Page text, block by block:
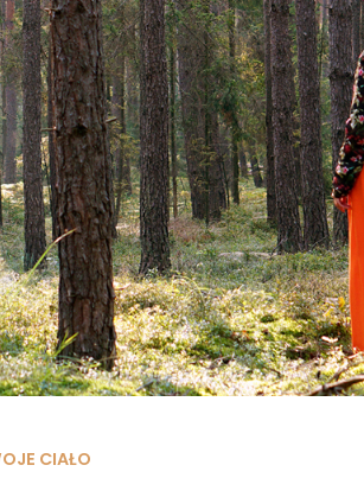
CIAŁO